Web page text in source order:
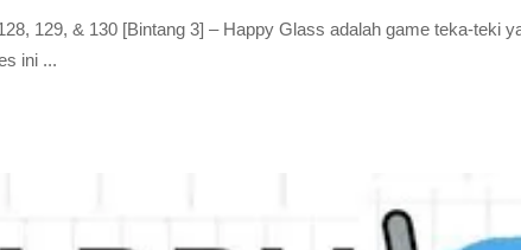
129, & 130 [Bintang 3] – Happy Glass adalah game teka-teki
ini ...